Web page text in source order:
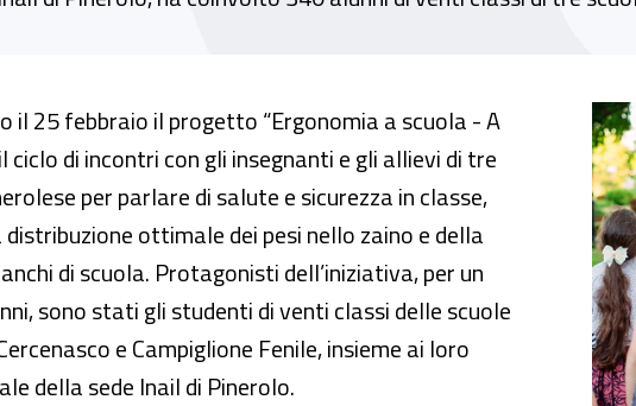
sotto esame con il progetto “Ergonomia a scuola
il 25 febbraio il progetto “Ergonomia a scuola - A
ciclo di incontri con gli insegnanti e gli allievi di tre
per parlare di salute e sicurezza in classe,
distribuzione ottimale dei pesi nello zaino e della
di scuola. Protagonisti dell’iniziativa, per un
sono stati gli studenti di venti classi delle scuole
e Campiglione Fenile, insieme ai loro
della sede Inail di Pinerolo.